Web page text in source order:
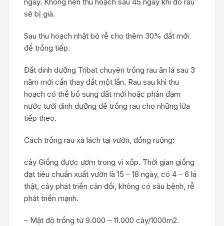
sẽ bị già.
Sau thu hoạch nhặt bỏ rễ cho thêm 30% đất mới
để trồng tiếp.
Đất dinh dưỡng Tribat chuyên trồng rau ăn lá sau 3
năm mới cần thay đất một lần. Rau sau khi thu
hoạch có thể bổ sung đất mới hoặc phân đạm
nước tưới dinh dưỡng để trồng rau cho những lứa
tiếp theo.
Cách trồng rau xà lách tại vườn, đồng ruộng:
cây Giống được ươm trong vỉ xốp. Thời gian giống
đạt tiêu chuẩn xuất vườn là 15 – 18 ngày, có 4 – 6 lá
thật, cây phát triển cân đối, không có sâu bệnh, rễ
phát triển mạnh.
– Mật độ trồng từ 9.000 – 11.000 cây/1000m2.